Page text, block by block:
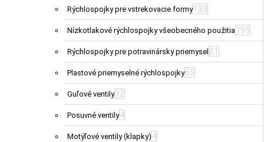
Rýchlospojky pre vstrekovacie formy 133
Nízkotlakové rýchlospojky všeobecného použitia 195
Rýchlospojky pre potravinársky priemysel 21
Plastové priemyselné rýchlospojky65
Guľové ventily32
Posuvné ventily4
Motýľové ventily (klapky) 4